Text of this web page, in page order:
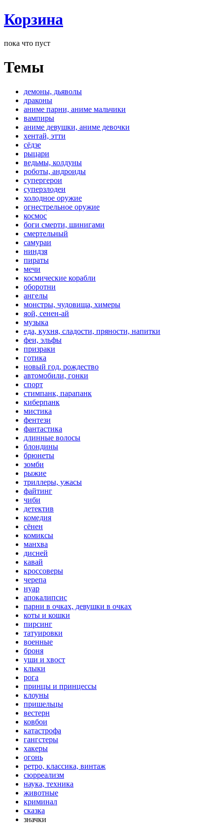
Корзина
пока что пуст
Темы
демоны, дьяволы
драконы
аниме парни, аниме мальчики
вампиры
аниме девушки, аниме девочки
хентай, этти
сёдзе
рыцари
ведьмы, колдуны
роботы, андроиды
супергерои
суперзлодеи
холодное оружие
огнестрельное оружие
космос
боги смерти, шинигами
смертельный
самураи
ниндзя
пираты
мечи
космические корабли
оборотни
ангелы
монстры, чудовища, химеры
яой, сенен-ай
музыка
еда, кухня, сладости, пряности, напитки
феи, эльфы
призраки
готика
новый год, рождество
автомобили, гонки
спорт
стимпанк, парапанк
киберпанк
мистика
фентези
фантастика
длинные волосы
блондины
брюнеты
зомби
рыжие
триллеры, ужасы
файтинг
чиби
детектив
комедия
сёнен
комиксы
манхва
дисней
кавай
кроссоверы
черепа
нуар
апокалипсис
парни в очках, девушки в очках
коты и кошки
пирсинг
татуировки
военные
броня
уши и хвост
клыки
рога
принцы и принцессы
клоуны
пришельцы
вестерн
ковбои
катастрофа
гангстеры
хакеры
огонь
ретро, классика, винтаж
сюрреализм
наука, техника
животные
криминал
сказка
значки